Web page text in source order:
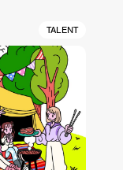
TALENT